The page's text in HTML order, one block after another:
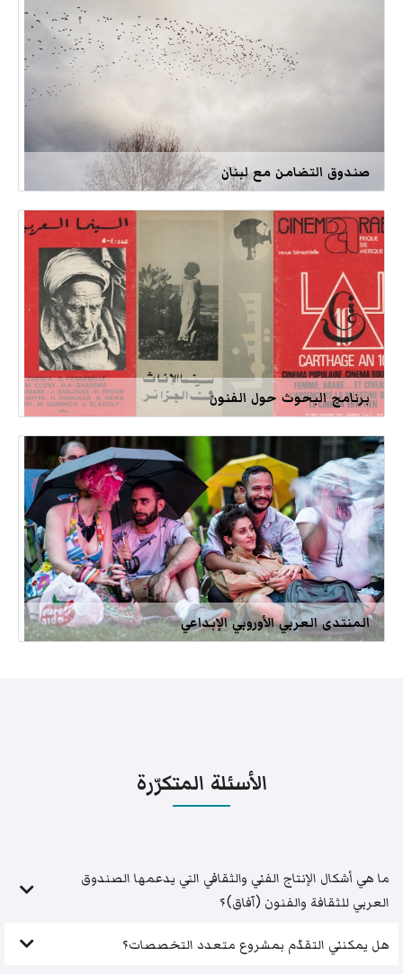
صندوق التضامن مع لبنان
برنامج البحوث حول الفنون
المنتدى العربي الأوروبي الإبداعي
الأسئلة المتكرّرة
ما هي أشكال الإنتاج الفني والثقافي التي يدعمها الصندوق
العربي للثقافة والفنون (آفاق)؟
هل يمكنني التقدّم بمشروع متعدد التخصصات؟